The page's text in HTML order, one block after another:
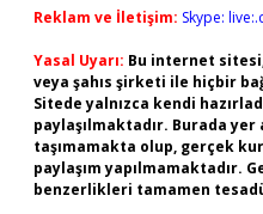
Reklam ve İletişim: Skype:
Yasal Uyarı: Bu internet
veya şahıs şirketi ile hiçbir
Sitede yalnızca kendi
paylaşılmaktadır. Burada
taşımamakta olup, gerçek
paylaşım yapılmamaktadır.
benzerlikleri tamamen